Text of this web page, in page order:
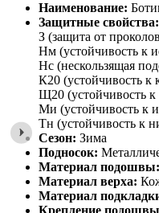
Наименование:
Защитные свойства:
З (защита от
Нм (устойчивость к
Нс (нескользящая
К20 (устойчивость к
Щ20 (устойчивость
Ми (устойчивость к
Тн (устойчивость к
Сезон: Зима
Подносок:
Материал подошвы:
Материал верха:
Материал